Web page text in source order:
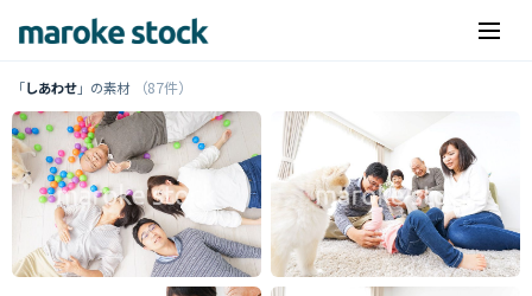
「しあわせ」の素材 （87件）